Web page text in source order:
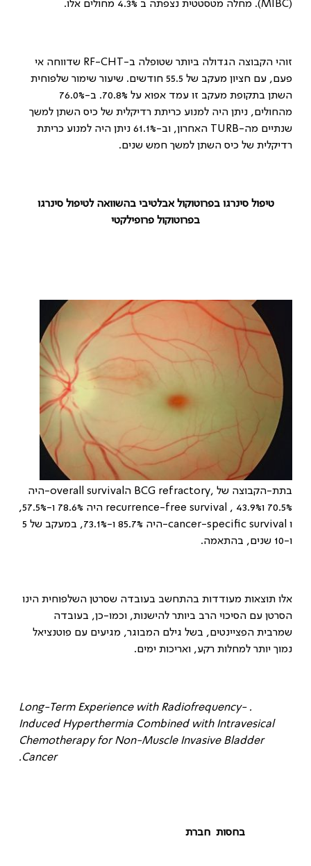
(
MIBC). מחלה מטסטטית נצפתה ב 4.3% מחולים אלו.
זוהי הקבוצה הגדולה ביותר שטופלה ב-RF-CHT שדווחה אי
פעם, עם חציון מעקב של 55.5 חודשים. שיעור שימור שלפוחית
השתן בתקופת מעקב זו עמד אפוא על 70.8%. ב-76.0%
מהחולים, ניתן היה למנוע כריתת רדיקלית של כיס השתן למשך
שנתיים מה-TURB
האחרון, וב-61.1% ניתן היה למנוע כריתת
רדיקלית של כיס השתן למשך חמש שנים.
טיפול סינרגו בפרוטוקול אבלטיבי בהשוואה לטיפול סינרגו
בפרוטוקול פרופילקטי
בתת-הקבוצה של BCG refractory, ה -overall survivalהיה
70.5% ו43.9%
,
recurrence-free survival
היה 78.6% ו-57.5%,
ו -cancer-specific survival
היה 85.7% ו-73.1%, במעקב של 5
ו-10 שנים, בהתאמה.
אלו תוצאות מעודדות בהתחשב בעובדה שסרטן השלפוחית הינו
הסרטן עם הסיכוי הרב ביותר להישנות, וכמו-כן, בעובדה
שמרבית הפציינטים, בשל גילם המבוגר, מגיעים עם פוטנציאל
נמוך יותר למחלות רקע, ואריכות ימים.
. Long-Term Experience with Radiofrequency-
Induced Hyperthermia Combined with Intravesical
Chemotherapy for Non-Muscle Invasive Bladder
Cancer.
בחסות חברת